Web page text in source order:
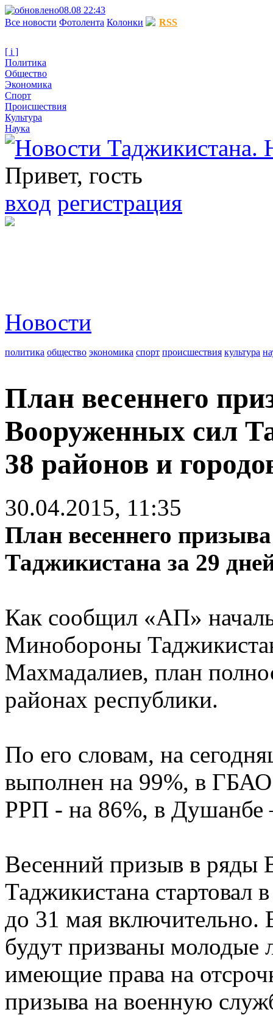
08.08 22:43
Все новости Фотолента Колонки RSS
[ i ]
Политика
Общество
Экономика
Спорт
Происшествия
Культура
Наука
Привет, гость
вход регистрация
Новости
политика общество экономика спорт происшествия культура
План весеннего
Вооруженных сил
38 районов и
30.04.2015, 11:35
План весеннего
Таджикистана за 29
Как сообщил «АП»
Минобороны
Махмадалиев, план
районах республики.
По его словам, на
выполнен на 99%, в
РРП - на 86%, в Душанбе
Весенний призыв в ряды
Таджикистана стартовал
до 31 мая
будут призваны молодые
имеющие права на
призыва на военную